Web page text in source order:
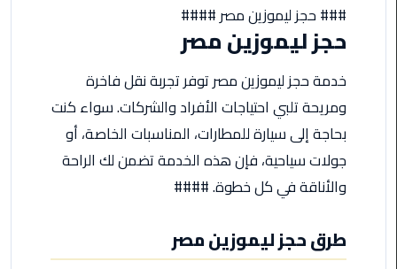
مطروح
مطار
العالمين
ليموزين
مطار
اسكندرية
### حجز ليموزين مصر ####
حجز ليموزين مصر
خدمة حجز ليموزين مصر توفر تجربة نقل فاخرة
ومريحة تلبي احتياجات الأفراد والشركات. سواء كنت
بحاجة إلى سيارة للمطارات، المناسبات الخاصة، أو
جولات سياحية، فإن هذه الخدمة تضمن لك الراحة
والأناقة في كل خطوة. ####
طرق حجز ليموزين مصر